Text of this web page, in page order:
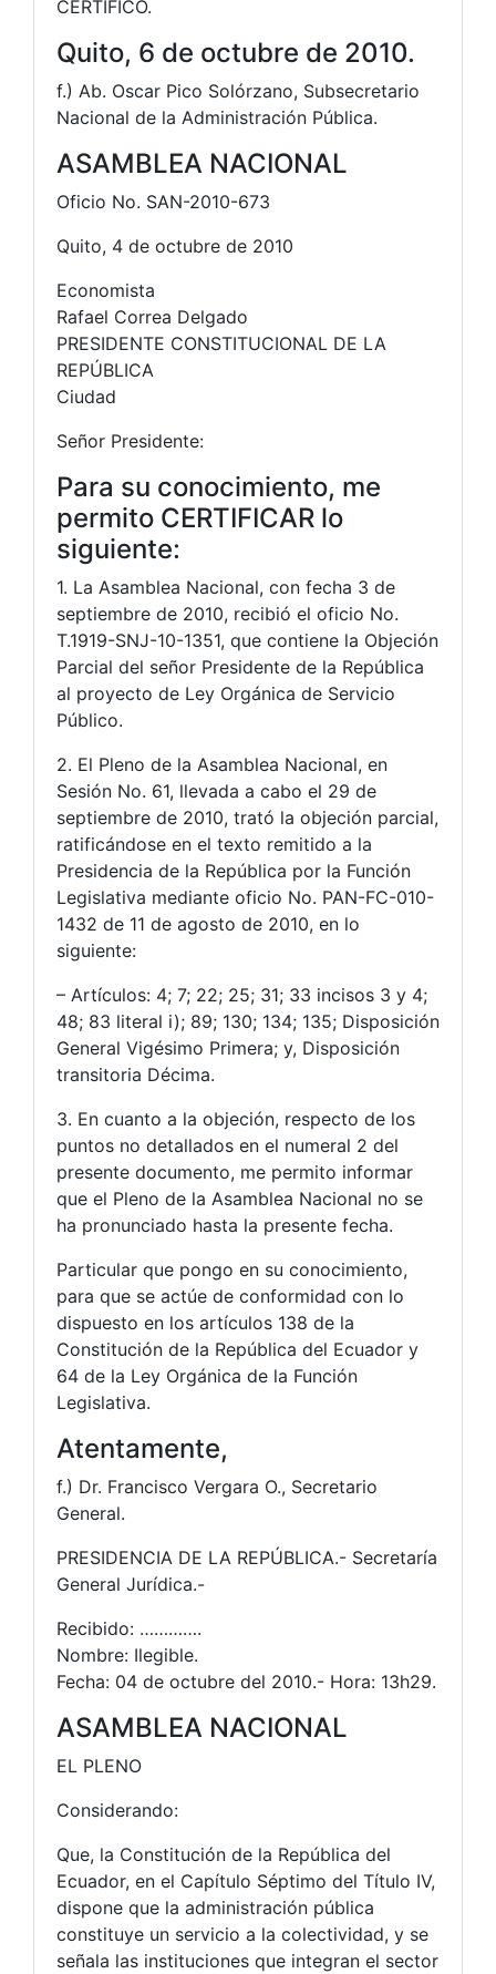
CERTIFICO.
Quito, 6 de octubre de 2010.
f.) Ab. Oscar Pico Solórzano, Subsecretario
Nacional de la Administración Pública.
ASAMBLEA NACIONAL
Oficio No. SAN-2010-673
Quito, 4 de octubre de 2010
Economista
Rafael Correa Delgado
PRESIDENTE CONSTITUCIONAL DE LA
REPÚBLICA
Ciudad
Señor Presidente:
Para su conocimiento, me
permito CERTIFICAR lo
siguiente:
1. La Asamblea Nacional, con fecha 3 de
septiembre de 2010, recibió el oficio No.
T.1919-SNJ-10-1351, que contiene la Objeción
Parcial del señor Presidente de la República
al proyecto de Ley Orgánica de Servicio
Público.
2. El Pleno de la Asamblea Nacional, en
Sesión No. 61, llevada a cabo el 29 de
septiembre de 2010, trató la objeción parcial,
ratificándose en el texto remitido a la
Presidencia de la República por la Función
Legislativa mediante oficio No. PAN-FC-010-
1432 de 11 de agosto de 2010, en lo
siguiente:
– Artículos: 4; 7; 22; 25; 31; 33 incisos 3 y 4;
48; 83 literal i); 89; 130; 134; 135; Disposición
General Vigésimo Primera; y, Disposición
transitoria Décima.
3. En cuanto a la objeción, respecto de los
puntos no detallados en el numeral 2 del
presente documento, me permito informar
que el Pleno de la Asamblea Nacional no se
ha pronunciado hasta la presente fecha.
Particular que pongo en su conocimiento,
para que se actúe de conformidad con lo
dispuesto en los artículos 138 de la
Constitución de la República del Ecuador y
64 de la Ley Orgánica de la Función
Legislativa.
Atentamente,
f.) Dr. Francisco Vergara O., Secretario
General.
PRESIDENCIA DE LA REPÚBLICA.- Secretaría
General Jurídica.-
Recibido: ………….
Nombre: Ilegible.
Fecha: 04 de octubre del 2010.- Hora: 13h29.
ASAMBLEA NACIONAL
EL PLENO
Considerando:
Que, la Constitución de la República del
Ecuador, en el Capítulo Séptimo del Título IV,
dispone que la administración pública
constituye un servicio a la colectividad, y se
señala las instituciones que integran el sector